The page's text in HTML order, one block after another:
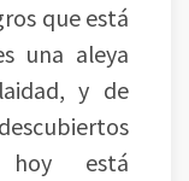
que está
una aleya
y de
hoy está